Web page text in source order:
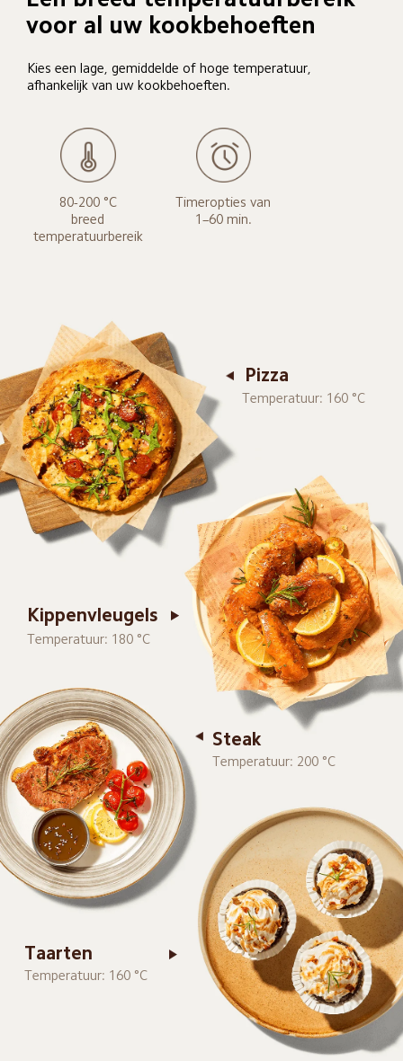
voor al uw kookbehoeften
Kies een lage, gemiddelde of hoge temperatuur,
afhankelijk van uw kookbehoeften.
80-200 °C
breed
temperatuurbereik
Timeropties van
1–60 min.
Pizza
Temperatuur: 160 °C
Kippenvleugels
Temperatuur: 180 °C
Steak
Temperatuur: 200 °C
Taarten
Temperatuur: 160 °C